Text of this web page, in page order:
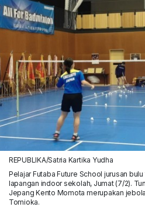
REPUBLIKA/Satria Kartika Yudha
Pelajar Futaba Future School jurusan
lapangan indoor sekolah, Jumat (7/2).
Jepang Kento Momota merupakan
Tomioka.